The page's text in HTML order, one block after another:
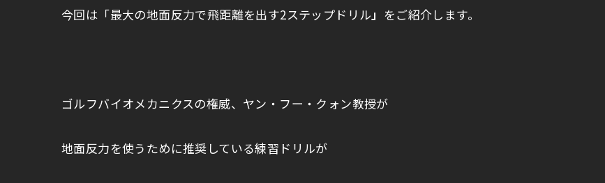
今回は「最大の地面反力で飛距離を出す2ステップドリル」 をご紹介します。
ゴルフバイオメカニクスの権威、ヤン・フー・クォン教授が
地面反力を使うために推奨している練習ドリルが